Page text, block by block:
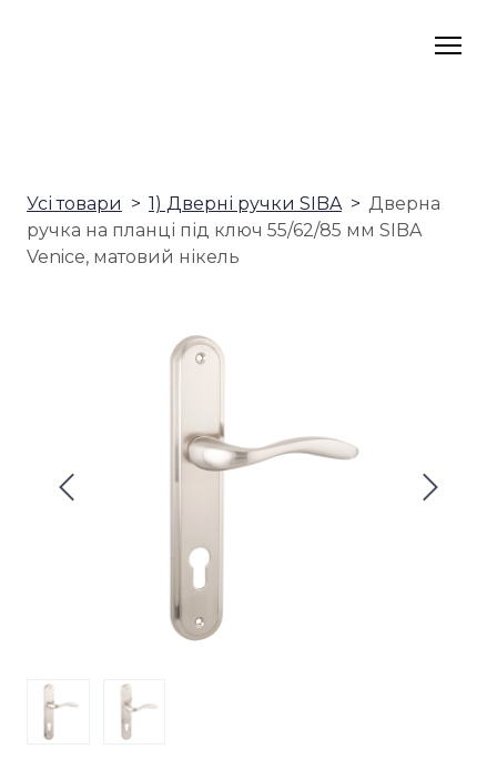
Усі товари 1) Дверні ручки SIBA
Дверна
ручка на планці під ключ 55/62/85 мм SIBA
Venice, матовий нікель